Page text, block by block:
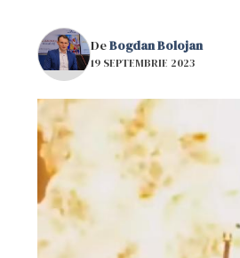
DeBogdan Bolojan
19 SEPTEMBRIE 2023